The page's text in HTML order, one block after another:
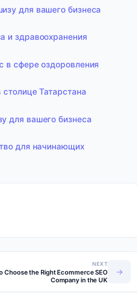
для вашего бизнеса
и здравоохранения
в сфере оздоровления
Татарстана
для вашего бизнеса
для начинающих
→
NEXT
Choose the Right Ecommerce SEO
Company in the UK